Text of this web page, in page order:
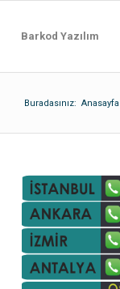
Barkod Yazılım
Buradasınız: Anasayfa